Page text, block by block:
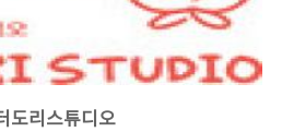
도리스튜디오